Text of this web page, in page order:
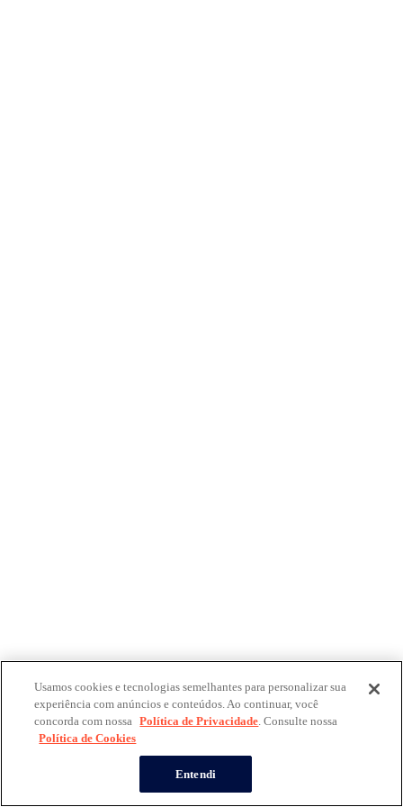
Usamos cookies e tecnologias semelhantes para personalizar sua
experiência com anúncios e conteúdos. Ao continuar, você
concorda com nossa Política de Privacidade. Consulte nossa
Política de Cookies
Entendi